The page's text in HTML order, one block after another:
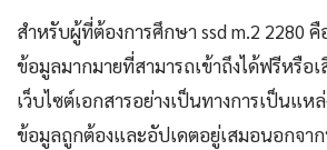
สำหรับผู้ที่ต้องการศึกษา ssd m.2 2280 คื
ข้อมูลมากมายที่สามารถเข้าถึงได้ฟรีหรือเ
เว็บไซต์เอกสารอย่างเป็นทางการเป็นแห
ข้อมูลถูกต้องและอัปเดตอยู่เสมอนอกจา